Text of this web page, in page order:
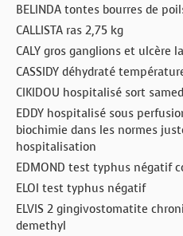
BELINDA tontes bourres de
CALLISTA ras 2,75 kg
CALY gros ganglions et ulcère
CASSIDY déhydraté
CIKIDOU hospitalisé sort
EDDY hospitalisé sous
biochimie dans les normes
hospitalisation
EDMOND test typhus négatif
ELOI test typhus négatif
ELVIS 2 gingivostomatite
demethyl